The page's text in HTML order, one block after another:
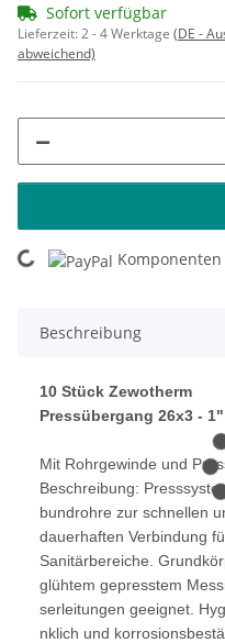
Sofort verfügbar
Lieferzeit:2 - 4 Werktage (DE -
abweichend)
Beschreibung
10 Stück Zewotherm
Pressübergang 26x3 - 1"
Mit Rohrgewinde und
Beschreibung:
bundrohre zur schnellen
dauerhaften Verbindung
Sanitärbereiche.
glühtem gepresstem
serleitungen geeignet.
nklich und